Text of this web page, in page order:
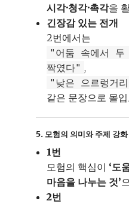
시각·청각·촉각을
긴장감 있는 전개
2번에서는
"어둠 속에서
짝였다" ,
"낮은 으르렁거
같은 문장으로 몰
5. 모험의 의미와 주제 강화
1번
모험의 핵심이 ‘도
마음을 나누는 것’
2번